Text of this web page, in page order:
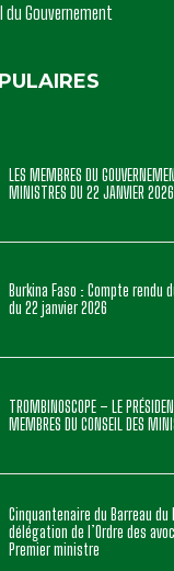
du Gouvernement
LES MEMBRES DU
MINISTRES DU 22 JANVIER 2026
Burkina Faso : Compte rendu
du 22 janvier 2026
TROMBINOSCOPE – LE
MEMBRES DU CONSEIL DES
Cinquantenaire du Barreau du
délégation de l’Ordre des
Premier ministre